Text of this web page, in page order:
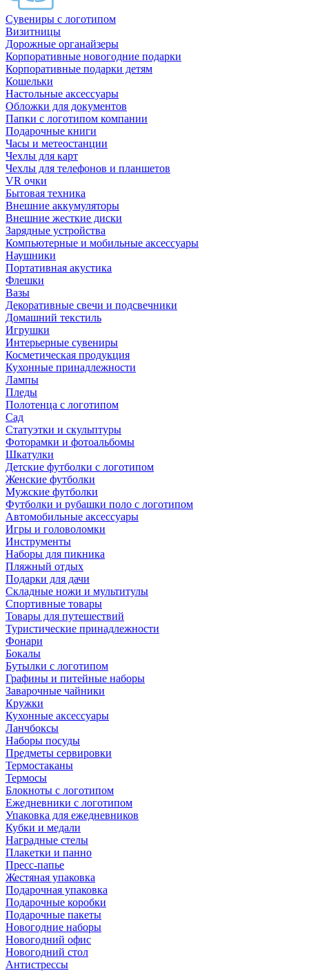
Сувениры с логотипом
Визитницы
Дорожные органайзеры
Корпоративные новогодние подарки
Корпоративные подарки детям
Кошельки
Настольные аксессуары
Обложки для документов
Папки с логотипом компании
Подарочные книги
Часы и метеостанции
Чехлы для карт
Чехлы для телефонов и планшетов
VR очки
Бытовая техника
Внешние аккумуляторы
Внешние жесткие диски
Зарядные устройства
Компьютерные и мобильные аксессуары
Наушники
Портативная акустика
Флешки
Вазы
Декоративные свечи и подсвечники
Домашний текстиль
Игрушки
Интерьерные сувениры
Косметическая продукция
Кухонные принадлежности
Лампы
Пледы
Полотенца с логотипом
Сад
Статуэтки и скульптуры
Фоторамки и фотоальбомы
Шкатулки
Детские футболки с логотипом
Женские футболки
Мужские футболки
Футболки и рубашки поло с логотипом
Автомобильные аксессуары
Игры и головоломки
Инструменты
Наборы для пикника
Пляжный отдых
Подарки для дачи
Складные ножи и мультитулы
Спортивные товары
Товары для путешествий
Туристические принадлежности
Фонари
Бокалы
Бутылки с логотипом
Графины и питейные наборы
Заварочные чайники
Кружки
Кухонные аксессуары
Ланчбоксы
Наборы посуды
Предметы сервировки
Термостаканы
Термосы
Блокноты с логотипом
Ежедневники с логотипом
Упаковка для ежедневников
Кубки и медали
Наградные стелы
Плакетки и панно
Пресс-папье
Жестяная упаковка
Подарочная упаковка
Подарочные коробки
Подарочные пакеты
Новогодние наборы
Новогодний офис
Новогодний стол
Антистрессы